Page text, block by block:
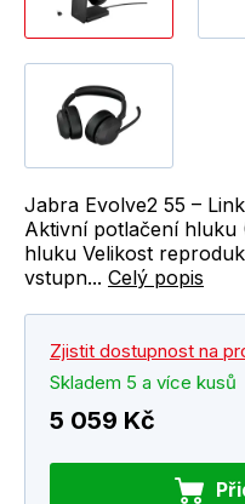
Jabra Evolve2 55 –
Aktivní potlačení hluku
hluku Velikost
vstupn... Celý popis
Zjistit dostupnost na
Skladem 5 a více kusů
5 059 Kč